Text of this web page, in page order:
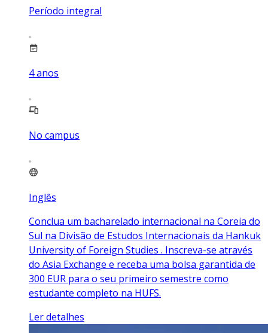
Período integral
4anos
No campus
Inglês
Conclua um bacharelado internacional na Coreia do
Sul na Divisão de Estudos Internacionais da Hankuk
University of Foreign Studies . Inscreva-se através
do Asia Exchange e receba uma bolsa garantida de
300 EUR para o seu primeiro semestre como
estudante completo na HUFS.
Ler detalhes